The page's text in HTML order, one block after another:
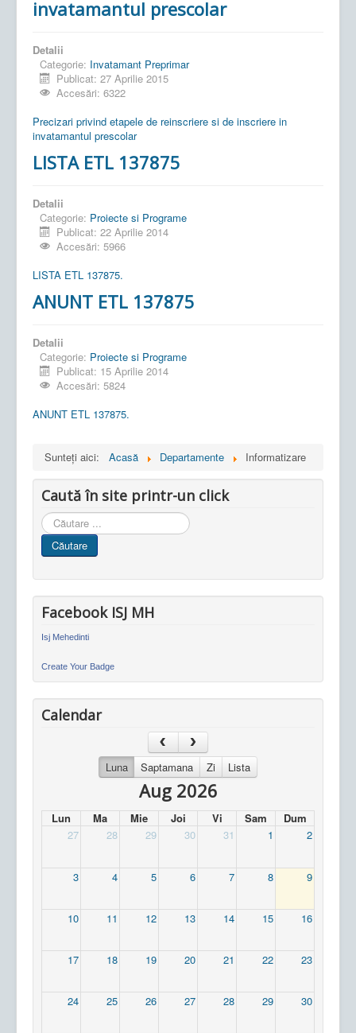
invatamantul prescolar
Detalii
Categorie: Invatamant Preprimar
Publicat: 27 Aprilie 2015
Accesări: 6322
Precizari privind etapele de reinscriere si de inscriere in
invatamantul prescolar
LISTA ETL 137875
Detalii
Categorie: Proiecte si Programe
Publicat: 22 Aprilie 2014
Accesări: 5966
LISTA ETL 137875.
ANUNT ETL 137875
Detalii
Categorie: Proiecte si Programe
Publicat: 15 Aprilie 2014
Accesări: 5824
ANUNT ETL 137875.
Sunteți aici: Acasă Departamente Informatizare
Caută în site printr-un click
Cauta
in
site
Căutare
Facebook ISJ MH
Isj Mehedinti
Create Your Badge
Calendar
Luna Saptamana Zi Lista
Aug 2026
Lun Ma Mie Joi Vi Sam
Dum
27
28 29 30 31 1 2
3 4 5 6 7 8 9
10 11 12 13 14 15 16
17 18 19 20 21 22 23
24 25 26 27 28 29 30